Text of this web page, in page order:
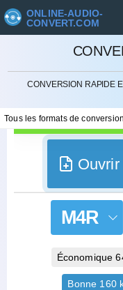
ONLINE-AUDIO-
CONVERT.COM
CONVERSION RAPIDE
Tous les formats de
M4R
Économique
Bonne 160